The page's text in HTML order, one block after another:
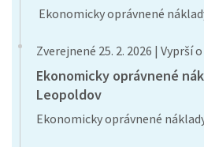
Ekonomicky oprávnené
Zverejnené 25. 2. 2026 | Vyprší
Ekonomicky oprávnené
Leopoldov
Ekonomicky oprávnené